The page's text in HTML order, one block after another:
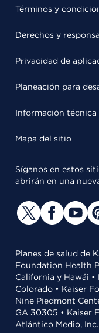
Términos y
Derechos y
Privacidad de
Planeación para
Información técnica
Mapa del sitio
Síganos en estos
abrirán en una
Planes de salud de
Foundation Health
California y Hawái
Colorado • Kaiser
Nine Piedmont
GA 30305 • Kaiser
Atlántico Medio,